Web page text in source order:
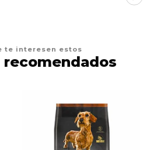
te interesen estos